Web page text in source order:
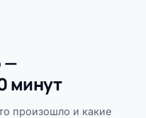
—
минут
произошло и какие